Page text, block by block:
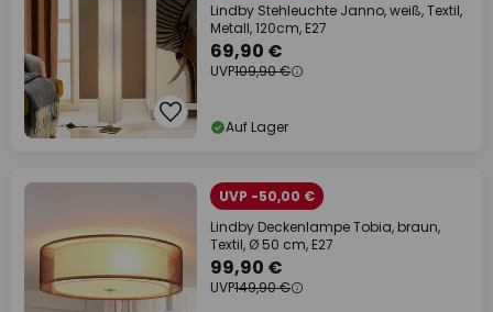
Lindby Stehleuchte Janno, weiß, Textil,
Metall, 120cm, E27
69,90 €
UVP109,90 €
Auf Lager
UVP -50,00 €
Lindby Deckenlampe Tobia, braun,
Textil, Ø 50 cm, E27
99,90 €
UVP149,90 €